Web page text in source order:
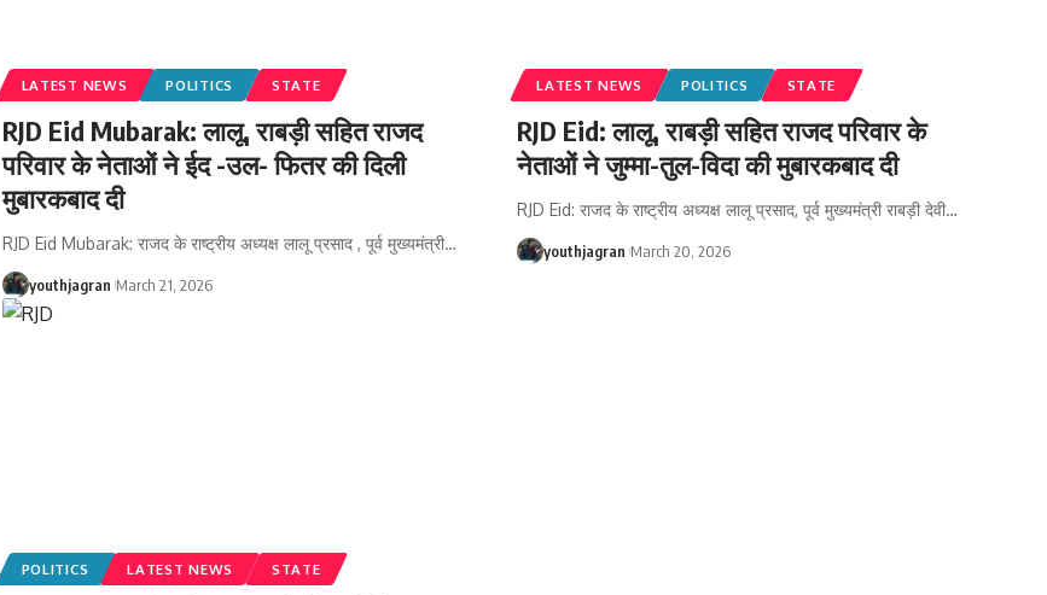
LATEST NEWS POLITICS STATE
RJD Eid Mubarak: लालू, राबड़ी सहित राजद
परिवार के नेताओं ने ईद -उल- फितर की दिली
मुबारकबाद दी
RJD Eid Mubarak: राजद के राष्ट्रीय अध्यक्ष लालू प्रसाद , पूर्व मुख्यमंत्री…
youthjagran March 21, 2026
LATEST NEWS POLITICS STATE
RJD Eid: लालू, राबड़ी सहित राजद परिवार के
नेताओं ने जुम्मा-तुल-विदा की मुबारकबाद दी
RJD Eid: राजद के राष्ट्रीय अध्यक्ष लालू प्रसाद, पूर्व मुख्यमंत्री राबड़ी देवी…
youthjagran March 20, 2026
POLITICS LATEST NEWS STATE